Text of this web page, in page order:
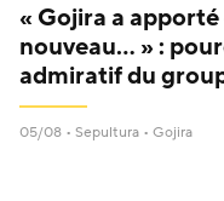
« Gojira a
nouveau… » :
admiratif du
05/08 • Sepultura • Gojira